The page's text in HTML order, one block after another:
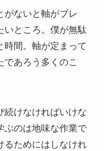
がないと軸がブレ
いところ。僕が無駄
時間。軸が定まって
あろう多くのこ
続けなければいけな
ぶのは地味な作業で
るためにはしなけれ